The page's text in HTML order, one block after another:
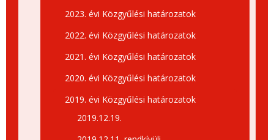
2023. évi Közgyűlési határozatok
2022. évi Közgyűlési határozatok
2021. évi Közgyűlési határozatok
2020. évi Közgyűlési határozatok
2019. évi Közgyűlési határozatok
2019.12.19.